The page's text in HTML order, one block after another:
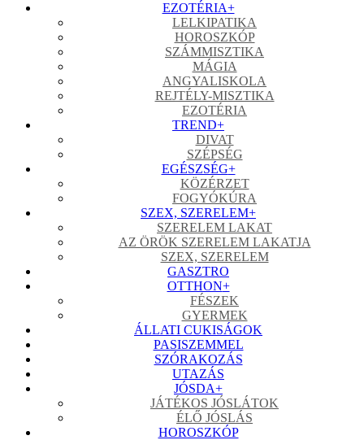
EZOTÉRIA+
LELKIPATIKA
HOROSZKÓP
SZÁMMISZTIKA
MÁGIA
ANGYALISKOLA
REJTÉLY-MISZTIKA
EZOTÉRIA
TREND+
DIVAT
SZÉPSÉG
EGÉSZSÉG+
KÖZÉRZET
FOGYÓKÚRA
SZEX, SZERELEM+
SZERELEM LAKAT
AZ ÖRÖK SZERELEM LAKATJA
SZEX, SZERELEM
GASZTRO
OTTHON+
FÉSZEK
GYERMEK
ÁLLATI CUKISÁGOK
PASISZEMMEL
SZÓRAKOZÁS
UTAZÁS
JÓSDA+
JÁTÉKOS JÓSLÁTOK
ÉLŐ JÓSLÁS
HOROSZKÓP